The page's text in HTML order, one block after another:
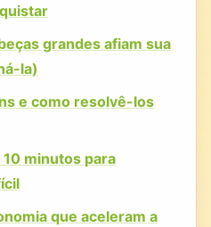
grandes afiam sua
la)
e como resolvê-los
minutos para
que aceleram a